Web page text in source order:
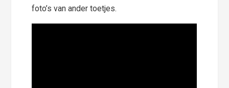
foto’s van ander toetjes.